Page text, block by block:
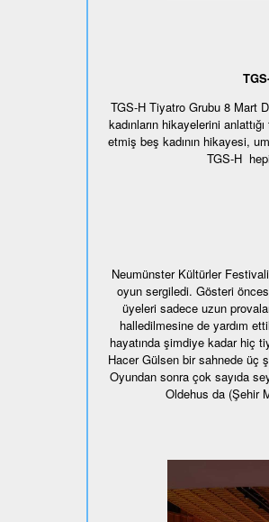
TGS-H Tiyatro Grubu 8 Mart
kadınların hikayelerini
etmiş beş kadının hikayesi,
TGS-H
Neumünster Kültürler
oyun sergiledi. Gösteri
üyeleri sadece uzun
halledilmesine de yardım
hayatında şimdiye kadar hiç
Hacer Gülsen bir sahnede üç
Oyundan sonra çok sayıda
Oldehus da (Şehir